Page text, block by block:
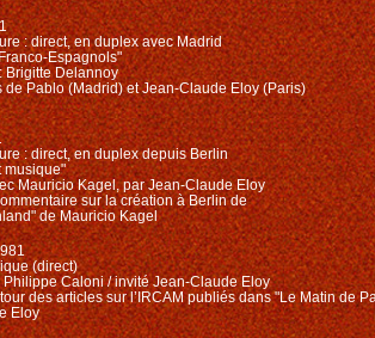
: direct, en duplex avec Madrid
Espagnols"
Brigitte Delannoy
de Pablo (Madrid) et Jean-Claude Eloy (Paris)
: direct, en duplex depuis Berlin
musique"
Mauricio Kagel, par Jean-Claude Eloy
sur la création à Berlin de
de Mauricio Kagel
(direct)
Philippe Caloni / invité Jean-Claude Eloy
des articles sur l’IRCAM publiés dans "Le Matin de
Eloy